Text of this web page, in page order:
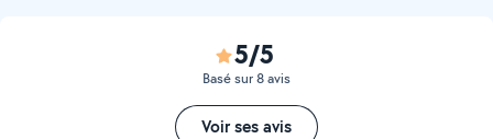
5/5
Basé sur 8 avis
Voir ses avis